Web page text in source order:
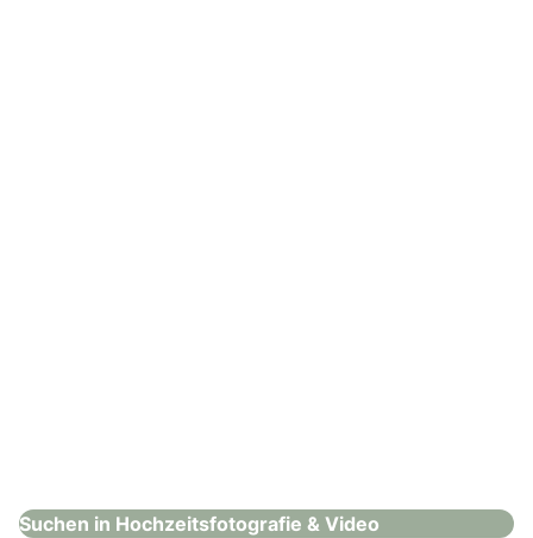
Suchen in Hochzeitsfotografie & Video